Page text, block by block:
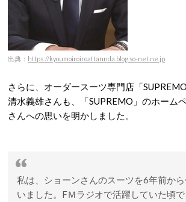
出典： https://kyoumoiroiroattannda.blog.so-net.ne.jp
さらに、オーダースーツ専門店「
清水義雄さんも、「SUPREMO」のホーム
さんへの思いを明かしました。
私は、ショーンさんのスーツを6年前から
いました。FＭラジオで活躍していた頃で